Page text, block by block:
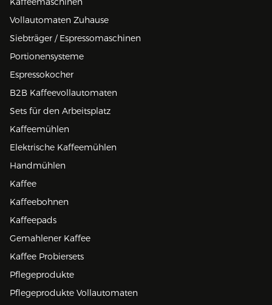
Vollautomaten Zuhause
Siebträger / Espressomaschinen
Portionensysteme
Espressokocher
B2B Kaffeevollautomaten
Sets für den Arbeitsplatz
Kaffeemühlen
Elektrische Kaffeemühlen
Handmühlen
Kaffee
Kaffeebohnen
Kaffeepads
Gemahlener Kaffee
Kaffee Probiersets
Pflegeprodukte
Pflegeprodukte Vollautomaten